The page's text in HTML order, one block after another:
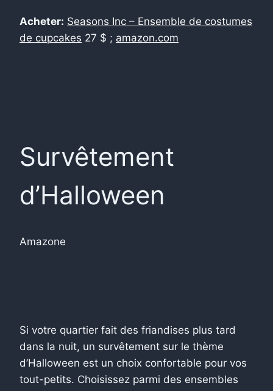
Acheter: Seasons Inc – Ensemble de costumes
de cupcakes 27 $ ; amazon.com
Survêtement
d’Halloween
Amazone
Si votre quartier fait des friandises plus tard
dans la nuit, un survêtement sur le thème
d’Halloween est un choix confortable pour vos
tout-petits. Choisissez parmi des ensembles